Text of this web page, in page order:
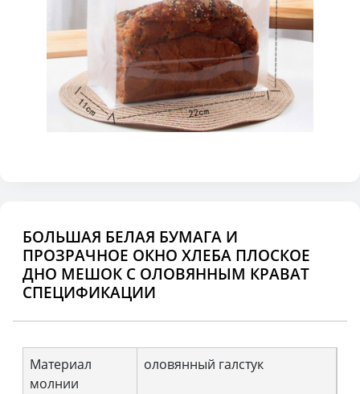
БОЛЬШАЯ БЕЛАЯ БУМАГА И
ПРОЗРАЧНОЕ ОКНО ХЛЕБА ПЛОСКОЕ
ДНО МЕШОК С ОЛОВЯННЫМ КРАВАТ
СПЕЦИФИКАЦИИ
Материал
молнии
оловянный галстук